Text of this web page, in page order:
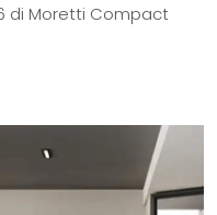
di Moretti Compact